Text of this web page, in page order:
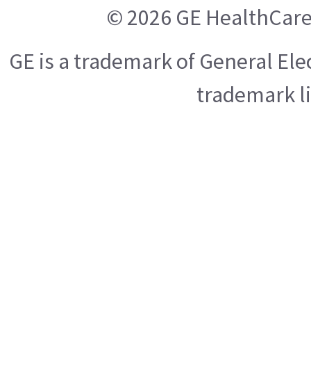
© 2026 GE
GE is a trademark of General
trademark